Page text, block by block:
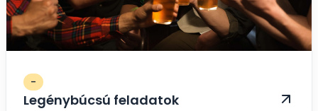
-
Legénybúcsú feladatok